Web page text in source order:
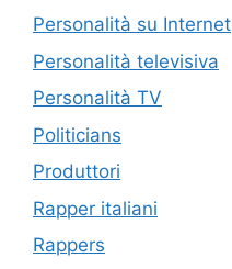
Personalità su Internet
Personalità televisiva
Personalità TV
Politicians
Produttori
Rapper italiani
Rappers